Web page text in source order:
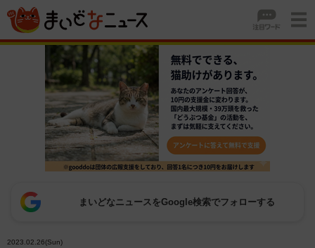
まいどなニュースをGoogle検索でフォローする
2023.02.26(Sun)